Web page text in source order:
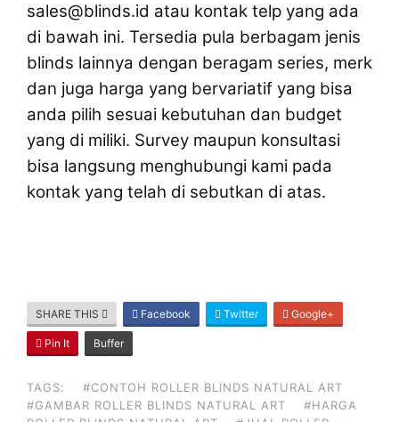
sales@blinds.id atau kontak telp yang ada
di bawah ini. Tersedia pula berbagam jenis
blinds lainnya dengan beragam series, merk
dan juga harga yang bervariatif yang bisa
anda pilih sesuai kebutuhan dan budget
yang di miliki. Survey maupun konsultasi
bisa langsung menghubungi kami pada
kontak yang telah di sebutkan di atas.
SHARE THIS Facebook Twitter Google+
Pin It Buffer
TAGS:
#CONTOH ROLLER BLINDS NATURAL ART
#GAMBAR ROLLER BLINDS NATURAL ART
#HARGA